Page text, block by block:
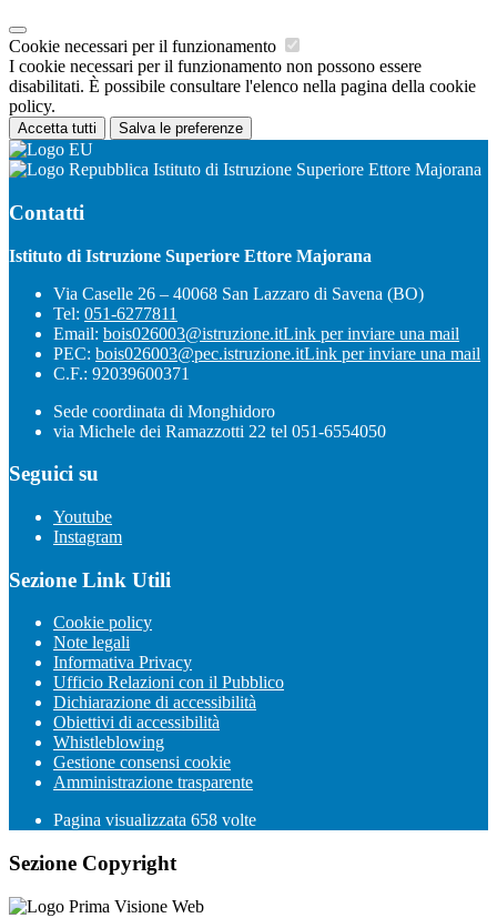
Cookie necessari per il funzionamento
I cookie necessari per il funzionamento non possono essere
disabilitati. È possibile consultare l'elenco nella pagina della cookie
policy.
Accetta tutti Salva le preferenze
Istituto di Istruzione Superiore Ettore Majorana
Contatti
Istituto di Istruzione Superiore Ettore Majorana
Via Caselle 26 – 40068 San Lazzaro di Savena (BO)
Tel: 051-6277811
Email: bois026003@istruzione.itLink per inviare una mail
PEC: bois026003@pec.istruzione.itLink per inviare una mail
C.F.: 92039600371
Sede coordinata di Monghidoro
via Michele dei Ramazzotti 22 tel 051-6554050
Seguici su
Youtube
Instagram
Sezione Link Utili
Cookie policy
Note legali
Informativa Privacy
Ufficio Relazioni con il Pubblico
Dichiarazione di accessibilità
Obiettivi di accessibilità
Whistleblowing
Gestione consensi cookie
Amministrazione trasparente
Pagina visualizzata 658 volte
Sezione Copyright